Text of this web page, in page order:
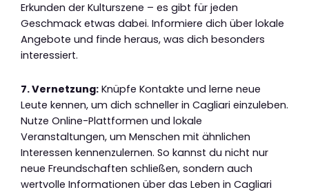
Erkunden der Kulturszene – es gibt für jeden
Geschmack etwas dabei. Informiere dich über lokale
Angebote und finde heraus, was dich besonders
interessiert.
7. Vernetzung: Knüpfe Kontakte und lerne neue
Leute kennen, um dich schneller in Cagliari einzuleben.
Nutze Online-Plattformen und lokale
Veranstaltungen, um Menschen mit ähnlichen
Interessen kennenzulernen. So kannst du nicht nur
neue Freundschaften schließen, sondern auch
wertvolle Informationen über das Leben in Cagliari